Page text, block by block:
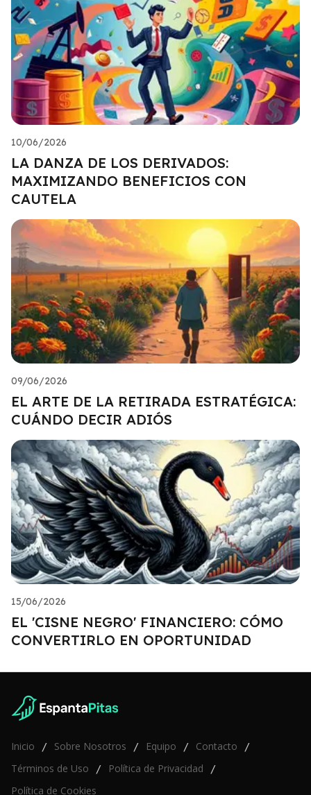
10/06/2026
LA DANZA DE LOS DERIVADOS:
MAXIMIZANDO BENEFICIOS CON
CAUTELA
09/06/2026
EL ARTE DE LA RETIRADA ESTRATÉGICA:
CUÁNDO DECIR ADIÓS
15/06/2026
EL 'CISNE NEGRO' FINANCIERO: CÓMO
CONVERTIRLO EN OPORTUNIDAD
Inicio / Sobre Nosotros / Equipo / Contacto /
Términos de Uso / Política de Privacidad /
Política de Cookies